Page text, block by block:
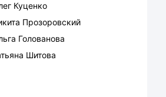
Куценко
Прозоровский
Голованова
Шитова